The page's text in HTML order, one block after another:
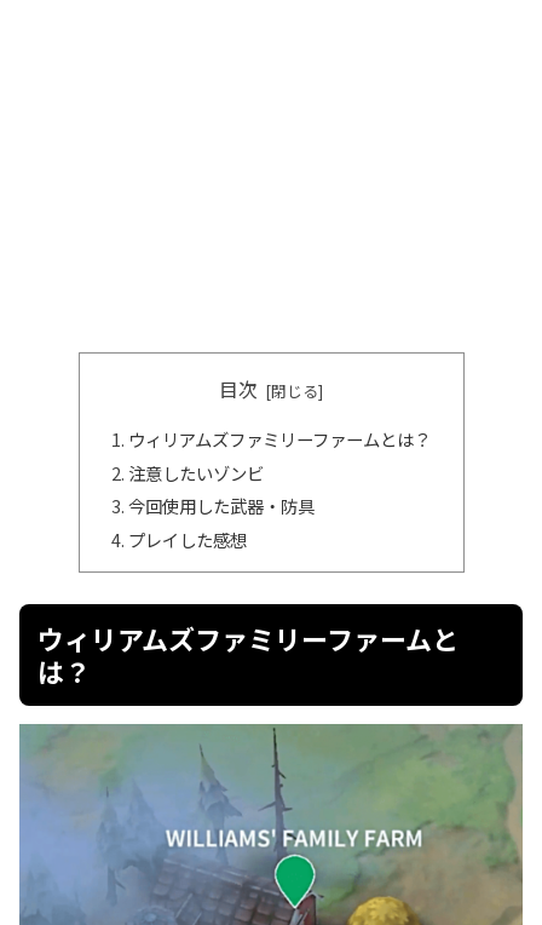
目次
ウィリアムズファミリーファームとは？
注意したいゾンビ
今回使用した武器・防具
プレイした感想
ウィリアムズファミリーファームと
は？